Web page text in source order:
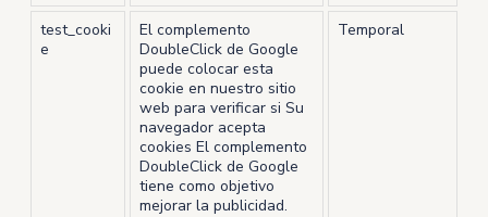
test_cooki
e
El complemento
DoubleClick de Google
puede colocar esta
cookie en nuestro sitio
web para verificar si Su
navegador acepta
cookies El complemento
DoubleClick de Google
tiene como objetivo
mejorar la publicidad.
Temporal